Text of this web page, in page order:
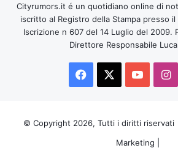
Cityrumors.it é un quotidiano online di
iscritto al Registro della Stampa presso il
Iscrizione n 607 del 14 Luglio del 2009.
Direttore Responsabile
Facebook
You
© Copyright 2026, Tutti i diritti riservati
Marketing